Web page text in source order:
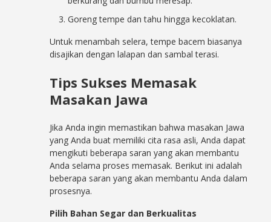
Goreng tempe dan tahu hingga kecoklatan.
Untuk menambah selera, tempe bacem biasanya
disajikan dengan lalapan dan sambal terasi.
Tips Sukses Memasak
Masakan Jawa
Jika Anda ingin memastikan bahwa masakan Jawa
yang Anda buat memiliki cita rasa asli, Anda dapat
mengikuti beberapa saran yang akan membantu
Anda selama proses memasak. Berikut ini adalah
beberapa saran yang akan membantu Anda dalam
prosesnya.
Pilih Bahan Segar dan Berkualitas